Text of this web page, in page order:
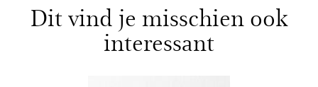
Dit vind je misschien ook
interessant